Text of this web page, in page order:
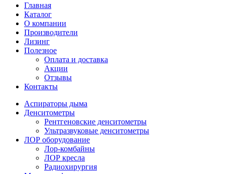
Главная
Каталог
О компании
Производители
Лизинг
Полезное
Оплата и доставка
Акции
Отзывы
Контакты
Аспираторы дыма
Денситометры
Рентгеновские денситометры
Ультразвуковые денситометры
ЛОР оборудование
Лор-комбайны
ЛОР кресла
Радиохирургия